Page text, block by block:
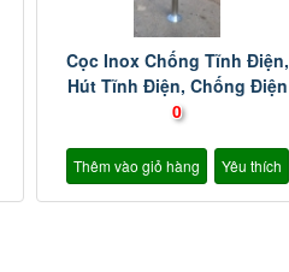
Cọc Inox Chống Tĩnh Điện,
Hút Tĩnh Điện, Chống Điện
Giật
0
Thêm vào giỏ hàng Yêu thích